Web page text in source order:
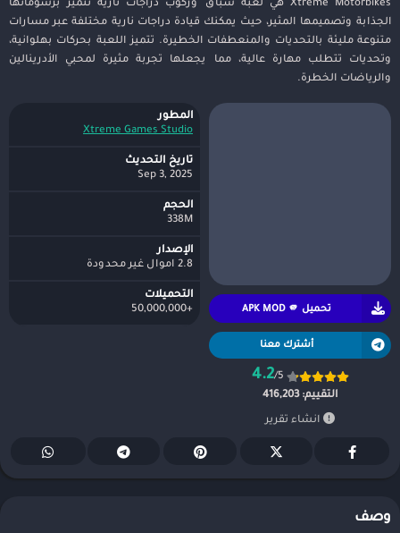
Xtreme Motorbikes هي لعبة سباق وركوب دراجات نارية تتميز برسوماتها
الجذابة وتصميمها المثير، حيث يمكنك قيادة دراجات نارية مختلفة عبر مسارات
متنوعة مليئة بالتحديات والمنعطفات الخطيرة. تتميز اللعبة بحركات بهلوانية،
وتحديات تتطلب مهارة عالية، مما يجعلها تجربة مثيرة لمحبي الأدرينالين
والرياضات الخطرة.
تحميل APK MOD 🫵
أشترك معنا
4.2/5
التقييم:416,203
انشاء تقرير
المطور
Xtreme Games Studio
تاريخ التحديث
Sep 3, 2025
الحجم
338M
الإصدار
2.8 اموال غير محدودة
التحميلات
+50,000,000
وصف